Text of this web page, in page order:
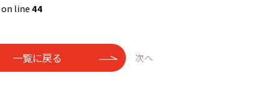
on line44
一覧に戻る 次へ